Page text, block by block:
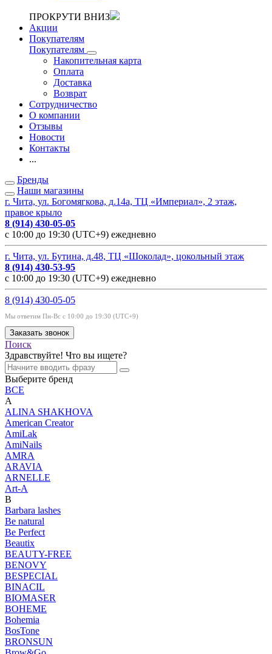
ПРОКРУТИ ВНИЗ
Акции
Покупателям
Покупателям
Накопительная карта
Оплата
Доставка
Возврат
Сотрудничество
О компании
Отзывы
Новости
Контакты
...
Бренды
Наши магазины
г. Чита, ул. Богомягкова, д.14а, ТЦ «Империал», 2 этаж,
правое крыло
8 (914) 430-05-05
с 10:00 до 19:30 (UTC+9) ежедневно
г. Чита, ул. Бутина, д.48, ТЦ «Шоколад», цокольный этаж
8 (914) 430-53-95
с 10:00 до 19:30 (UTC+9) ежедневно
8 (914) 430-05-05
Мы ответим Пн-Вс с 10:00 до 19:30 (UTC+9)
Заказать звонок
Поиск
Здравствуйте! Что вы ищете?
Выберите бренд
ВСЕ
A
ALINA SHAKHOVA
American Creator
AmiLak
AmiNails
AMRA
ARAVIA
ARNELLE
Art-A
B
Barbara lashes
Be natural
Be Perfect
Beautix
BEAUTY-FREE
BENOVY
BESPECIAL
BINACIL
BIOMASER
BOHEME
Bohemia
BosTone
BRONSUN